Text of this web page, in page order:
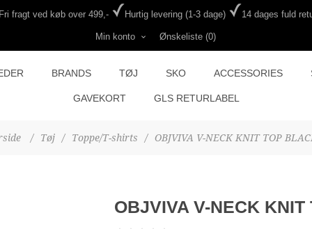
Fri fragt ved køb over 499,- Hurtig levering (1-3 dage) 14 dages fuld
Min konto Ønskeliste (0)
BRANDS TØJ SKO ACCESSORIES
GAVEKORT GLS RETURLABEL
/ Tøj / Toppe/T-shirts / OBJVIVA V-NECK KNIT TOP
OBJVIVA V-NECK